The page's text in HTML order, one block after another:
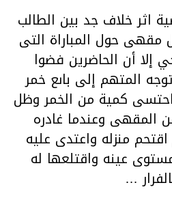
اثر خلاف جد بين الطالب
مقهى حول المباراة التى
إلا أن الحاضرين فضوا
المتهم إلى باىع خمر
كمية من الخمر وظل
المقهى وعندما غادره
منزله واعتدى عليه
عينه واقتلعها له
…